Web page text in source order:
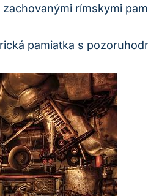
rímskymi
pamiatka s